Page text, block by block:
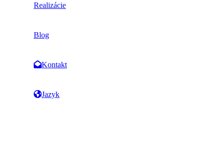
Realizácie
Blog
Kontakt
Jazyk